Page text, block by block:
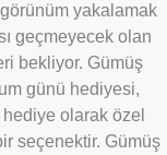
yakalamak
geçmeyecek olan
bekliyor. Gümüş
günü hediyesi,
olarak özel
seçenektir. Gümüş